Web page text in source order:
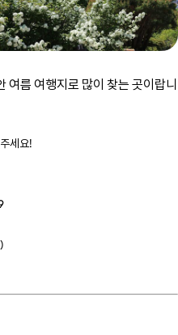
여름 여행지로 많이 찾는 곳이랍니
세요!